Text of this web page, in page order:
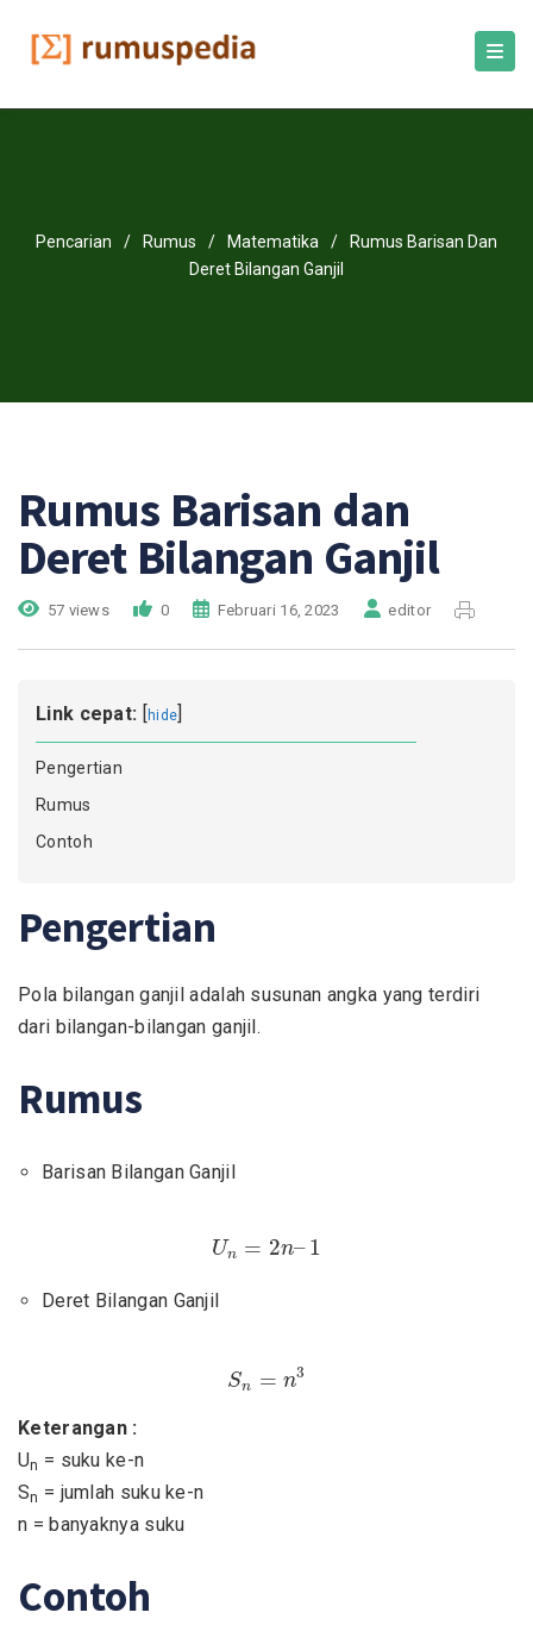
Pencarian / Rumus / Matematika /
Rumus Barisan Dan
Deret Bilangan Ganjil
Rumus Barisan dan
Deret Bilangan Ganjil
57 views 0 Februari 16, 2023 editor
Link cepat: [hide]
Pengertian
Rumus
Contoh
Pengertian
Pola bilangan ganjil adalah susunan angka yang terdiri
dari bilangan-bilangan ganjil.
Rumus
Barisan Bilangan Ganjil
Un = 2n–1
U 2n– 1
Deret Bilangan Ganjil
Sn = n3
S
Keterangan :
Un = suku ke-n
Sn = jumlah suku ke-n
n = banyaknya suku
Contoh